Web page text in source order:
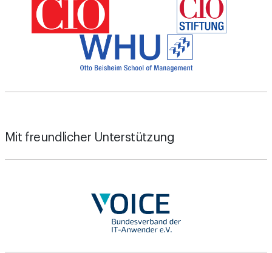
Mit freundlicher Unterstützung